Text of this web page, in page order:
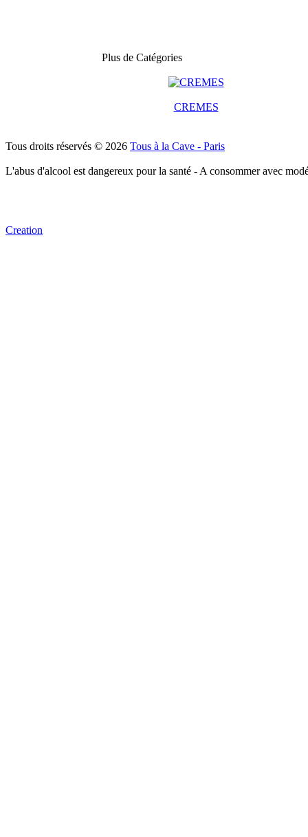
Plus de Catégories
CREMES
Tous droits réservés © 2026 Tous à la Cave - Paris
L'abus d'alcool est dangereux pour la santé - A consommer avec
Creation